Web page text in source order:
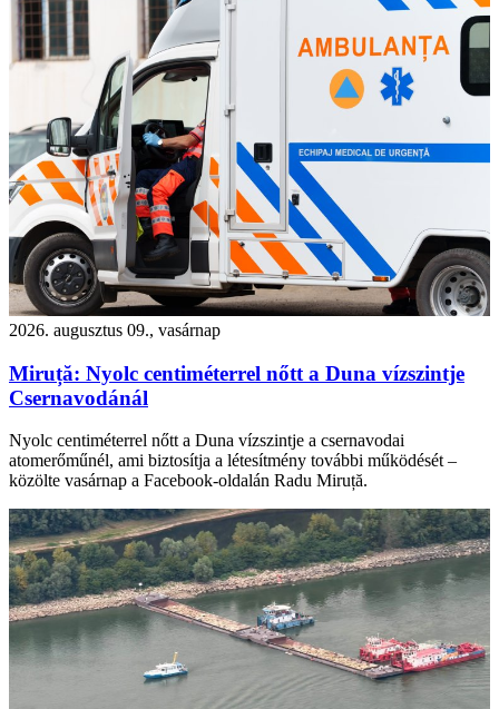
2026. augusztus 09., vasárnap
Miruță: Nyolc centiméterrel nőtt a Duna vízszintje
Csernavodánál
Nyolc centiméterrel nőtt a Duna vízszintje a csernavodai
atomerőműnél, ami biztosítja a létesítmény további működését –
közölte vasárnap a Facebook-oldalán Radu Miruță.